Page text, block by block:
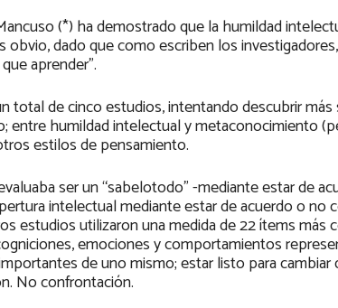
(*) ha demostrado que la humildad
dado que como escriben los
aprender”.
total de cinco estudios, intentando descubrir
entre humildad intelectual y metaconocimiento
estilos de pensamiento.
ser un “sabelotodo” -mediante estar de
intelectual mediante estar de acuerdo o no
estudios utilizaron una medida de 22 ítems más
emociones y comportamientos
de uno mismo; estar listo para
No confrontación.